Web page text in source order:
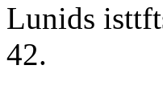
Lunids
42.